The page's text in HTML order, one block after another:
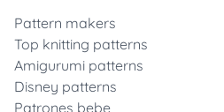
Pattern makers
Top knitting patterns
Amigurumi patterns
Disney patterns
Patrones bebe